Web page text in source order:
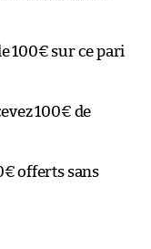
100€ sur ce pari
100€ de
offerts sans